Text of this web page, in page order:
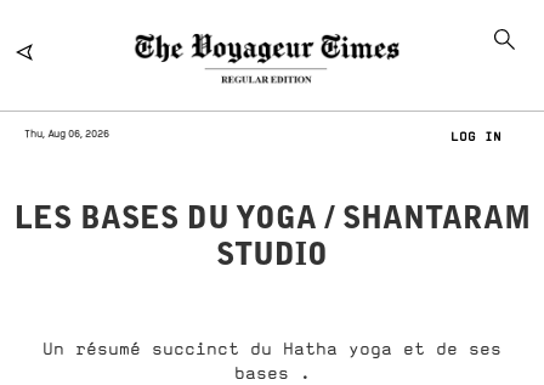
Thu, Aug 06, 2026 LOG IN
LES BASES DU YOGA / SHANTARAM
STUDIO
Un résumé succinct du Hatha yoga et de ses
bases .